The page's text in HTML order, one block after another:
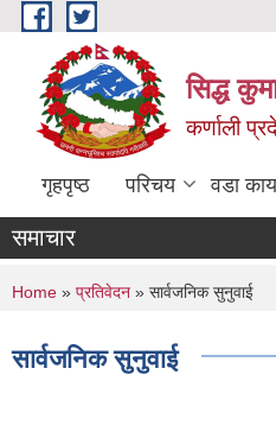
Skip to main content
सिद्ध
कर्णाली
गृहपृष्ठ परिचय वडा
समाचार
You are here
Home » प्रतिवेदन » सार्वजनिक सुनुवाई
सार्वजनिक सुनुवाई